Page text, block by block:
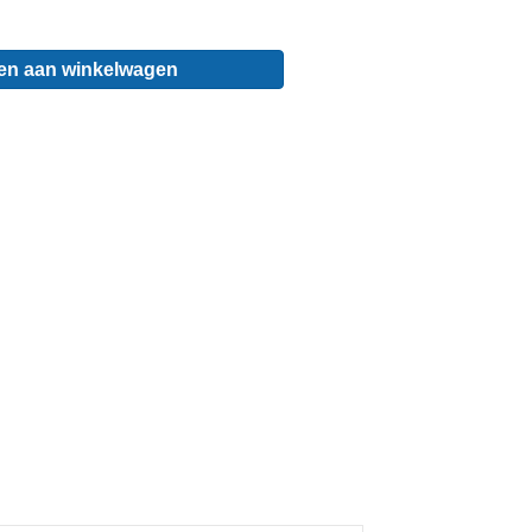
aan winkelwagen